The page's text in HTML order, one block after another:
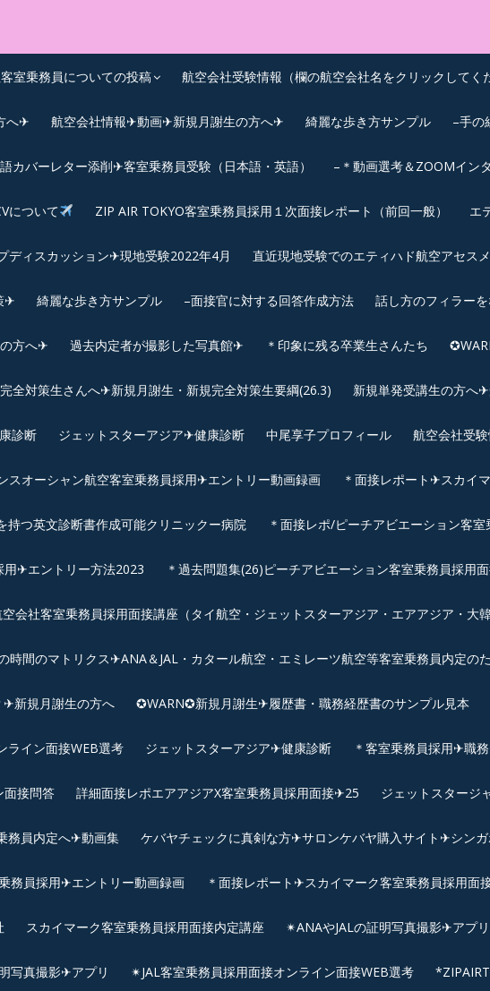
定&TOEIC点数UPｽｸｰﾙ
室乗務員についての投稿 航空会社受験情報（欄の航空会社名をクリックしてく
へ✈ 航空会社情報✈動画✈新規月謝生の方へ✈ 綺麗な歩き方サンプル –手の
カバーレター添削✈客室乗務員受験（日本語・英語） –＊動画選考＆ZOOMイン
について ZIP AIR TOKYO客室乗務員採用１次面接レポート（前回一般） エ
ディスカッション✈︎現地受験2022年4月 直近現地受験でのエティハド航空アセス
✈︎ 綺麗な歩き方サンプル –面接官に対する回答作成方法 話し方のフィラー
方へ✈ 過去内定者が撮影した写真館✈ ＊印象に残る卒業生さんたち
全対策生さんへ✈新規月謝生・新規完全対策生要綱(26.3) 新規単発受講生の方へ
診断 ジェットスターアジア✈︎健康診断 中尾享子プロフィール 航空会社受
スオーシャン航空客室乗務員採用✈エントリー動画録画 ＊面接レポート✈スカイ
持つ英文診断書作成可能クリニックー病院 ＊面接レポ/ピーチアビエーション客
用✈エントリー方法2023 ＊過去問題集(26)ピーチアビエーション客室乗務員採用
会社客室乗務員採用面接講座（タイ航空・ジェットスターアジア・エアアジア・大
時間のマトリクス✈ANA＆JAL・カタール航空・エミレーツ航空等客室乗務員内定の
✈新規月謝生の方へ ✪WARN✪新規月謝生✈履歴書・職務経歴書のサンプル見本
ライン面接WEB選考 ジェットスターアジア✈︎健康診断 ＊客室乗務員採用✈職
面接問答 詳細面接レポエアアジアX客室乗務員採用面接✈25 ジェットスタージ
務員内定へ✈動画集 ケバヤチェックに真剣な方✈サロンケバヤ購入サイト✈シン
務員採用✈エントリー動画録画 ＊面接レポート✈スカイマーク客室乗務員採用面
スカイマーク客室乗務員採用面接内定講座 ✴︎ANAやJALの証明写真撮影✈︎アプリ
写真撮影✈︎アプリ ✴︎JAL客室乗務員採用面接オンライン面接WEB選考